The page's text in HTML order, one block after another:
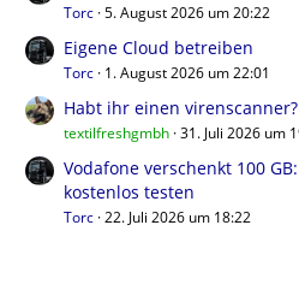
Torc 5. August 2026 um 20:22
Eigene Cloud betreiben
Torc 1. August 2026 um 22:01
Habt ihr einen virenscanner?
textilfreshgmbh 31. Juli 2026 um
Vodafone verschenkt 100
kostenlos testen
Torc 22. Juli 2026 um 18:22